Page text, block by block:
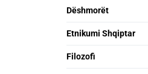
Dëshmorët
Etnikumi Shqiptar
Filozofi